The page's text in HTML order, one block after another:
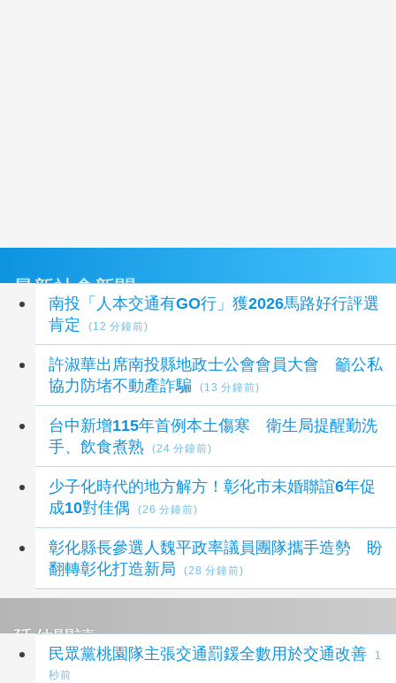
最新社會新聞
南投「人本交通有GO行」獲2026馬路好行評選
肯定
(12 分鐘前)
許淑華出席南投縣地政士公會會員大會 籲公私
協力防堵不動產詐騙
(13 分鐘前)
台中新增115年首例本土傷寒 衛生局提醒勤洗
手、飲食煮熟
(24 分鐘前)
少子化時代的地方解方！彰化市未婚聯誼6年促
成10對佳偶
(26 分鐘前)
彰化縣長參選人魏平政率議員團隊攜手造勢 盼
翻轉彰化打造新局
(28 分鐘前)
延伸閱讀
民眾黨桃園隊主張交通罰鍰全數用於交通改善
1
秒前